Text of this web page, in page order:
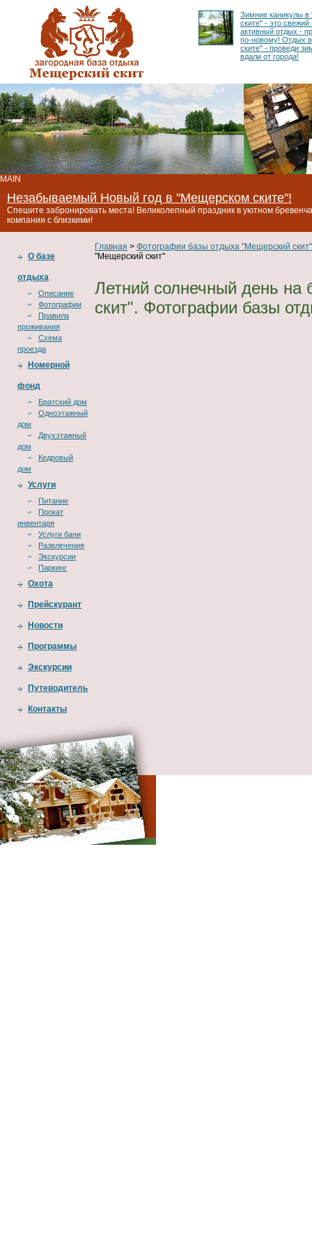
Зимние каникулы
ските" - это свежий
активный отдых -
по-новому! Отдых
ските" - проведи
вдали от города!
MAIN
Незабываемый Новый год в "Мещерском ските"!
Спешите забронировать места! Великолепный праздник в уютном
компании с близкими!
О базе
отдыха
Описание
Фотографии
Правила
проживания
Схема
проезда
Номерной
фонд
Братский дом
Одноэтажный
дом
Двухэтажный
дом
Кедровый
дом
Услуги
Питание
Прокат
инвентаря
Услуги бани
Развлечения
Экскурсии
Паркинг
Охота
Прейскурант
Новости
Программы
Экскурсии
Путеводитель
Контакты
Главная > Фотографии базы отдыха "Мещерский скит"
"Мещерский скит"
Летний солнечный день
скит". Фотографии базы